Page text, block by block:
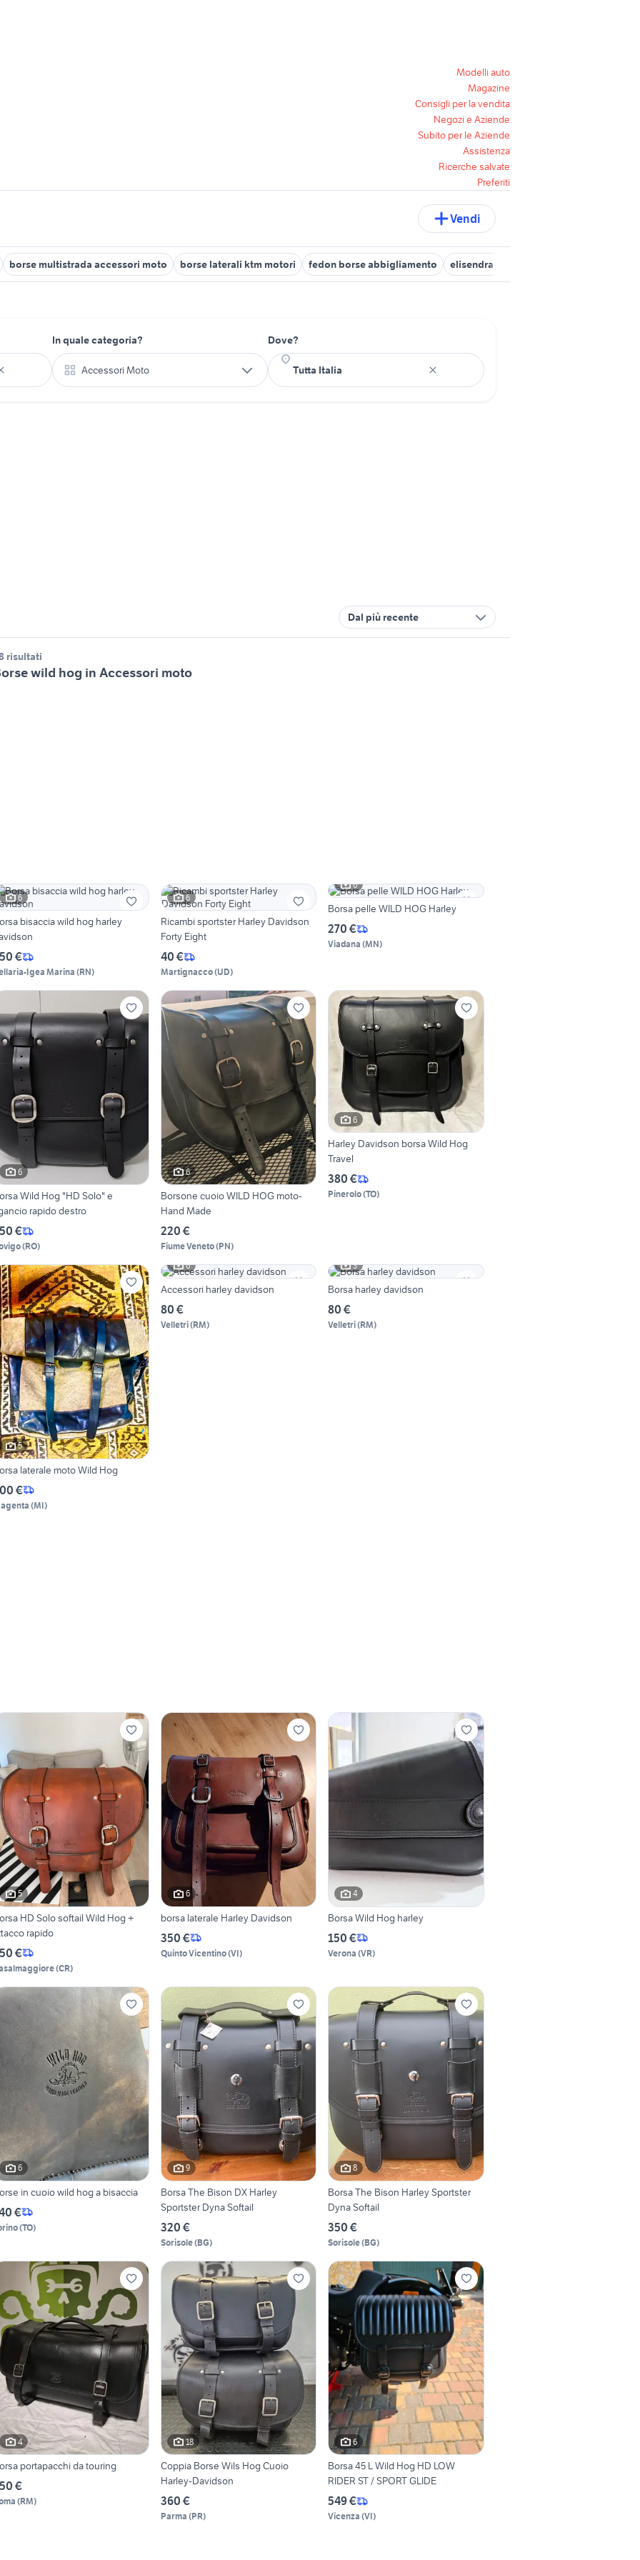
Modelli auto
Magazine
Consigli per la vendita
Negozi e Aziende
Subito per le Aziende
Assistenza
Ricerche salvate
Preferiti
Vendi
borse multistrada accessori moto borse laterali ktm motori fedon borse abbigliamento elisendra borse
In quale categoria?
Accessori Moto
Dove?
Dal più recente
risultati
wild hog in Accessori moto
6
bisaccia wild hog harley
€
Igea Marina (RN)
6
Ricambi sportster Harley Davidson
Forty Eight
40 €
Martignacco(UD)
6
Borsa pelle WILD HOG Harley
270 €
Viadana (MN)
6
Wild Hog "HD Solo" e
rapido destro
€
(RO)
6
Borsone cuoio WILD HOG moto-
Hand Made
220 €
Fiume Veneto(PN)
6
Harley Davidson borsa Wild Hog
Travel
380 €
Pinerolo(TO)
5
laterale moto Wild Hog
€
(MI)
6
Accessori harley davidson
80 €
Velletri(RM)
3
Borsa harley davidson
80 €
Velletri(RM)
5
HD Solo softail Wild Hog +
rapido
€
(CR)
6
borsa laterale Harley Davidson
350 €
Quinto Vicentino(VI)
4
Borsa Wild Hog harley
150 €
Verona (VR)
6
in cuoio wild hog a bisaccia
€
(TO)
9
Borsa The Bison DX Harley
Sportster Dyna Softail
320 €
Sorisole(BG)
8
Borsa The Bison Harley Sportster
Dyna Softail
350 €
Sorisole(BG)
4
portapacchi da touring
€
(RM)
18
Coppia Borse Wils Hog Cuoio
Harley-Davidson
360 €
Parma (PR)
6
Borsa 45 L Wild Hog HD LOW
RIDER ST / SPORT GLIDE
549 €
Vicenza (VI)